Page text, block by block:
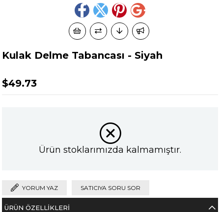
Kulak Delme Tabancası - Siyah
$49.73
Ürün stoklarımızda kalmamıştır.
YORUM YAZ SATICIYA SORU SOR
ÜRÜN ÖZELLIKLERI